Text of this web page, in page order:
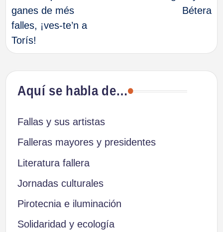
entradas
ganes de més
falles, ¡ves-te’n a
Torís!
Bétera
Aquí se habla de…
Fallas y sus artistas
Falleras mayores y presidentes
Literatura fallera
Jornadas culturales
Pirotecnia e iluminación
Solidaridad y ecología